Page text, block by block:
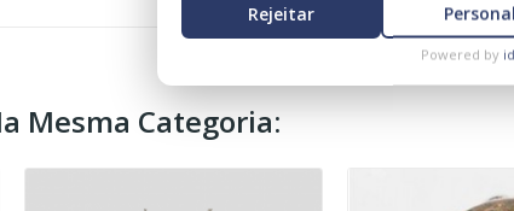
Mesma Categoria:
Rejeitar
Powered by